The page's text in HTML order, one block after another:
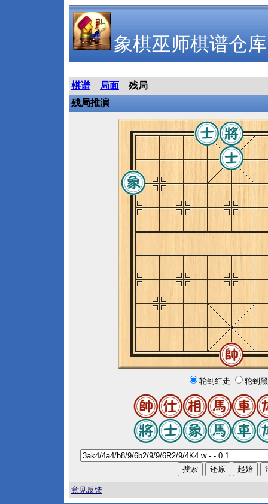
象棋巫师棋谱仓库
棋谱 局面
残局
残局推演
轮到红走 轮到
意见反馈